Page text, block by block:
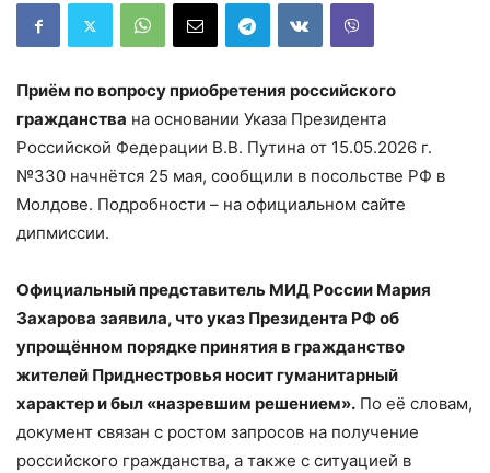
Приём по вопросу приобретения российского
гражданства на основании Указа Президента
Российской Федерации В.В. Путина от 15.05.2026 г.
№330 начнётся 25 мая, сообщили в посольстве РФ в
Молдове. Подробности – на официальном сайте
дипмиссии.
Официальный представитель МИД России Мария
Захарова заявила, что указ Президента РФ об
упрощённом порядке принятия в гражданство
жителей Приднестровья носит гуманитарный
характер и был «назревшим решением». По её словам,
документ связан с ростом запросов на получение
российского гражданства, а также с ситуацией в